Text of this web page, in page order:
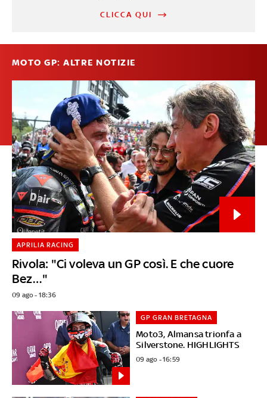
CLICCA QUI
MOTO GP: ALTRE NOTIZIE
Rivola: "Ci voleva un GP così. E che cuore
Bez…"
APRILIA RACING
09 ago - 18:36
Moto3, Almansa trionfa a
Silverstone. HIGHLIGHTS
GP GRAN BRETAGNA
09 ago - 16:59